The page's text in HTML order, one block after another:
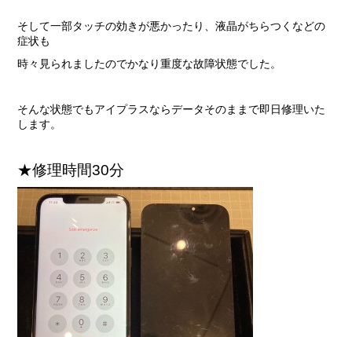
そして一部タッチの効きが悪かったり、液晶がちらつくなどの
症状も
時々見られましたのでかなり重度な故障状態でした。
そんな状態でもアイプラスならデータそのままで即日修理いた
します。
★修理時間30分